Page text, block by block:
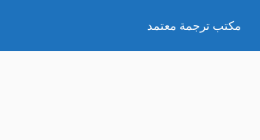
مكتب ترجمة معتمد